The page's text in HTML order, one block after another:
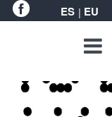
ES EU